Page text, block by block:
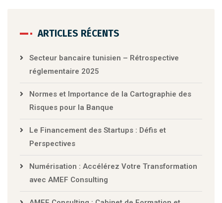
ARTICLES RÉCENTS
Secteur bancaire tunisien – Rétrospective
réglementaire 2025
Normes et Importance de la Cartographie des
Risques pour la Banque
Le Financement des Startups : Défis et
Perspectives
Numérisation : Accélérez Votre Transformation
avec AMEF Consulting